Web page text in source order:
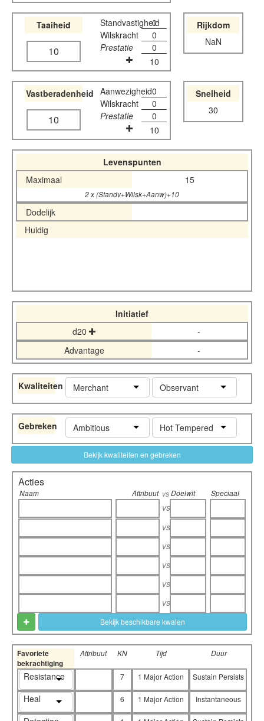
Taaiheid
10
Standvastigheid
0
Wilskracht
0
Prestatie
0
10
Rijkdom
NaN
Vastberadenheid
10
Aanwezigheid0
Wilskracht
0
Prestatie
0
10
Snelheid
30
Levenspunten
Maximaal
15
2 x (Standv+Wilsk+Aanw)+10
Dodelijk
Huidig
Initiatief
d20
-
Advantage
-
Kwaliteiten Merchant Observant
Gebreken Ambitious Hot Tempered
Bekijk kwaliteiten en gebreken
Acties
Naam Attribuut vs Doelwit Speciaal
vs
vs
vs
vs
vs
vs
Bekijk beschikbare kwalen
Favoriete
bekrachtiging
Attribuut KN Tijd Duur
Resistance 7 1 Major Action Sustain Persists
Heal 6 1 Major Action Instantaneous